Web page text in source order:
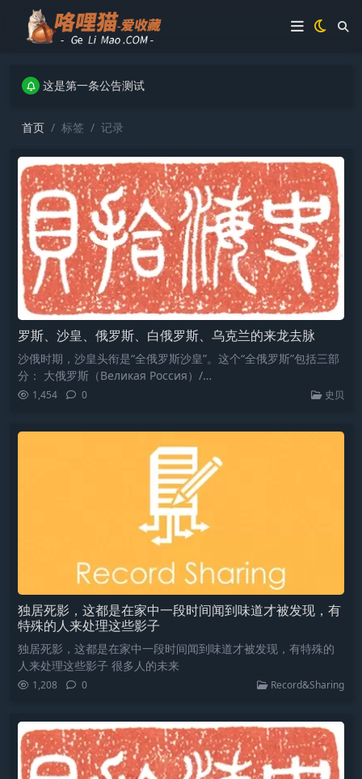
这是第一条公告测试
这是第一条公告测试
首页 标签 记录
罗斯、沙皇、俄罗斯、白俄罗斯、乌克兰的来龙去脉
沙俄时期，沙皇头衔是“全俄罗斯沙皇”。这个“全俄罗斯”包括三部
分： 大俄罗斯（Великая Россия）/…
1,454 0 史贝
独居死影，这都是在家中一段时间闻到味道才被发现，有
特殊的人来处理这些影子
独居死影，这都是在家中一段时间闻到味道才被发现，有特殊的
人来处理这些影子 很多人的未来
1,208 0 Record&Sharing